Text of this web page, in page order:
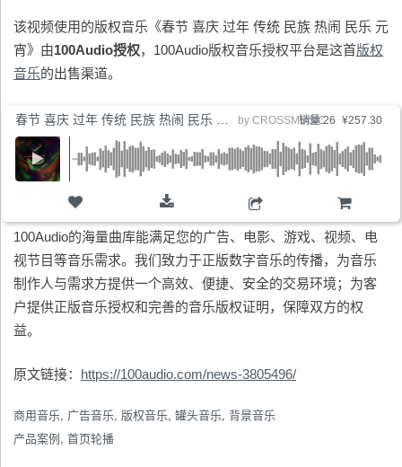
该视频使用的版权音乐《春节 喜庆 过年 传统 民族 热闹 民乐 元
宵》由100Audio授权，100Audio版权音乐授权平台是这首版权
音乐的出售渠道。
销量:26 ¥257.30
byCROSSMUSIC
100Audio的海量曲库能满足您的广告、电影、游戏、视频、电
视节目等音乐需求。我们致力于正版数字音乐的传播，为音乐
制作人与需求方提供一个高效、便捷、安全的交易环境；为客
户提供正版音乐授权和完善的音乐版权证明，保障双方的权
益。
原文链接： https://100audio.com/news-3805496/
商用音乐, 广告音乐, 版权音乐, 罐头音乐, 背景音乐
产品案例 首页轮播